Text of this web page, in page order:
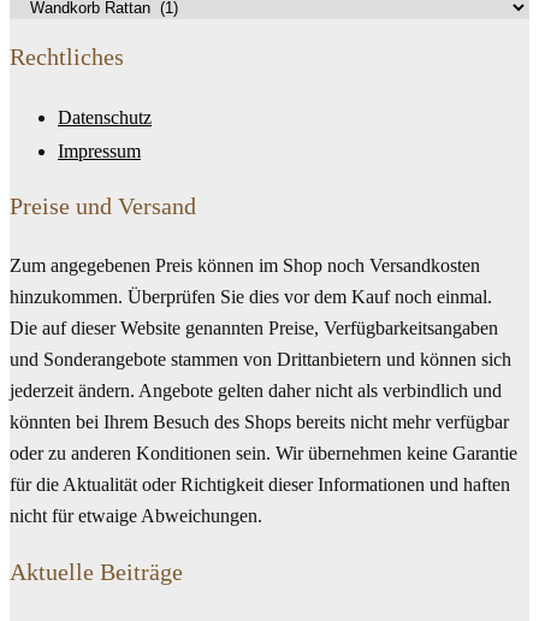
Rechtliches
Datenschutz
Impressum
Preise und Versand
Zum angegebenen Preis können im Shop noch Versandkosten
hinzukommen. Überprüfen Sie dies vor dem Kauf noch einmal.
Die auf dieser Website genannten Preise, Verfügbarkeitsangaben
und Sonderangebote stammen von Drittanbietern und können sich
jederzeit ändern. Angebote gelten daher nicht als verbindlich und
könnten bei Ihrem Besuch des Shops bereits nicht mehr verfügbar
oder zu anderen Konditionen sein. Wir übernehmen keine Garantie
für die Aktualität oder Richtigkeit dieser Informationen und haften
nicht für etwaige Abweichungen.
Aktuelle Beiträge